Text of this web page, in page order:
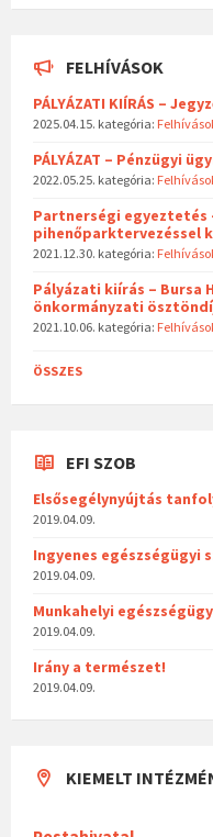
FELHÍVÁSOK
PÁLYÁZATI KIÍRÁS –
2025.04.15. kategória:
PÁLYÁZAT – Pénzügyi
2022.05.25. kategória:
Partnerségi egyeztetés
pihenőparktervezéssel
2021.12.30. kategória:
Pályázati kiírás – Bursa
önkormányzati
2021.10.06. kategória:
ÖSSZES
EFI SZOB
Elsősegélynyújtás
2019.04.09.
Ingyenes egészségügyi
2019.04.09.
Munkahelyi
2019.04.09.
Irány a természet!
2019.04.09.
KIEMELT